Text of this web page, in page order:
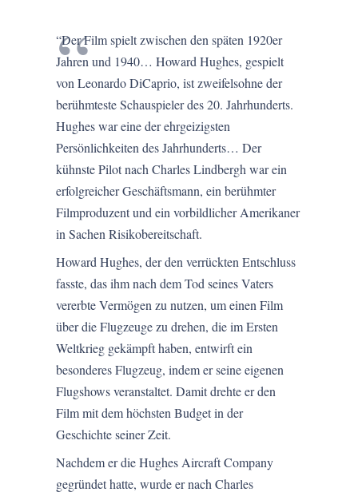
“Der Film spielt zwischen den späten 1920er
Jahren und 1940… Howard Hughes, gespielt
von Leonardo DiCaprio, ist zweifelsohne der
berühmteste Schauspieler des 20. Jahrhunderts.
Hughes war eine der ehrgeizigsten
Persönlichkeiten des Jahrhunderts… Der
kühnste Pilot nach Charles Lindbergh war ein
erfolgreicher Geschäftsmann, ein berühmter
Filmproduzent und ein vorbildlicher Amerikaner
in Sachen Risikobereitschaft.
Howard Hughes, der den verrückten Entschluss
fasste, das ihm nach dem Tod seines Vaters
vererbte Vermögen zu nutzen, um einen Film
über die Flugzeuge zu drehen, die im Ersten
Weltkrieg gekämpft haben, entwirft ein
besonderes Flugzeug, indem er seine eigenen
Flugshows veranstaltet. Damit drehte er den
Film mit dem höchsten Budget in der
Geschichte seiner Zeit.
Nachdem er die Hughes Aircraft Company
gegründet hatte, wurde er nach Charles